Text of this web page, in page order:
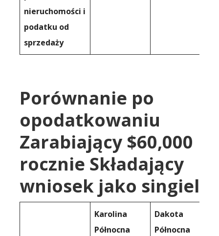
nieruchomości i
podatku od
sprzedaży
Porównanie po
opodatkowaniu
Zarabiający $60,000
rocznie Składający
wniosek jako singiel
Karolina
Północna
Dakota
Północna